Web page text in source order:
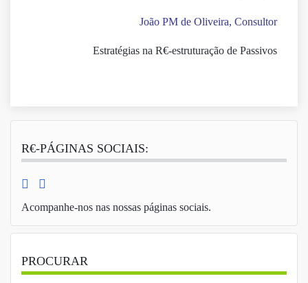
João PM de Oliveira, Consultor
Estratégias na R€-estruturação de Passivos
R€-PÁGINAS SOCIAIS:
Acompanhe-nos nas nossas páginas sociais.
PROCURAR